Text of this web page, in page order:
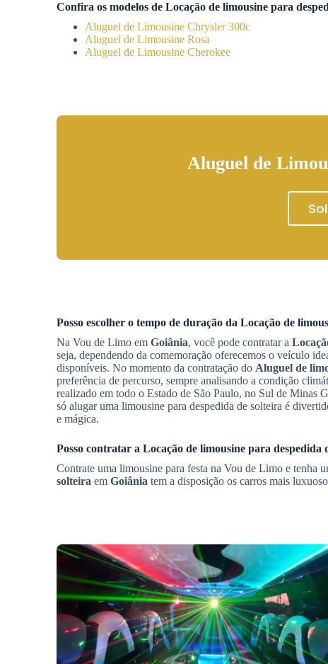
Confira os modelos de Locação de limousine para
Aluguel de Limousine Chrysler 300c
Aluguel de Limousine Rosa
Aluguel de Limousine Cherokee
Aluguel de
Posso escolher o tempo de duração da Locação de
Na Vou de Limo em Goiânia, você pode contratar a
seja, dependendo da comemoração oferecemos o veículo
disponíveis. No momento da contratação do Aluguel de
preferência de percurso, sempre analisando a condição
realizado em todo o Estado de São Paulo, no Sul de Minas
só alugar uma limousine para despedida de solteira é
e mágica.
Posso contratar a Locação de limousine para despedida
Contrate uma limousine para festa na Vou de Limo e tenha
solteira em Goiânia tem a disposição os carros mais